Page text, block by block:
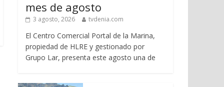
mes de agosto
3 agosto, 2026 tvdenia.com
El Centro Comercial Portal de la Marina,
propiedad de HLRE y gestionado por
Grupo Lar, presenta este agosto una de